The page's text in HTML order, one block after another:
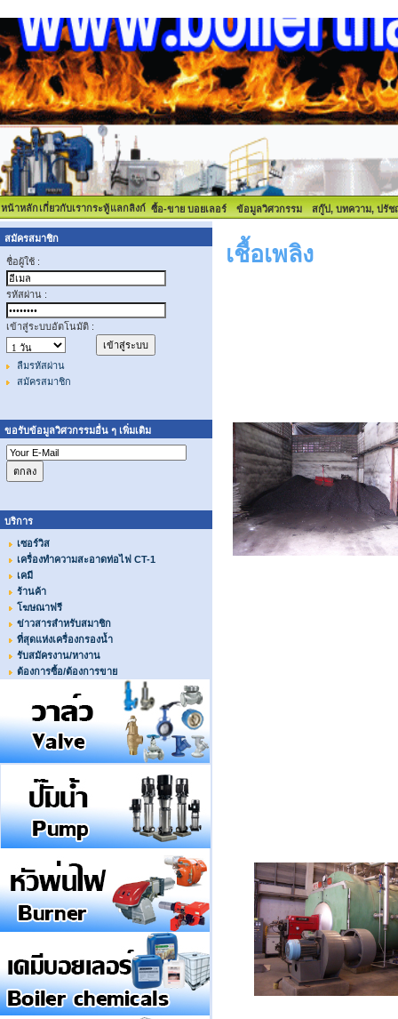
หน้าหลักเกี่ยวกับเรากระทู้แลกลิงก์ ซื้อ-ขาย บอยเลอร์ ข้อมูลวิศวกรรม สกู๊ป, บทความ, ปรัช
สมัครสมาชิก
ชื่อผู้ใช้ :
รหัสผ่าน :
เข้าสู่ระบบอัตโนมัติ :
ลืมรหัสผ่าน
สมัครสมาชิก
ขอรับข้อมูลวิศวกรรมอื่น ๆ เพิ่มเติม
บริการ
เซอร์วิส
เครื่องทำความสะอาดท่อไฟ CT-1
เคมี
ร้านค้า
โฆษณาฟรี
ข่าวสารสำหรับสมาชิก
ที่สุดแห่งเครื่องกรองน้ำ
รับสมัครงาน/หางาน
ต้องการซื้อ/ต้องการขาย
เชื้อเพลิง